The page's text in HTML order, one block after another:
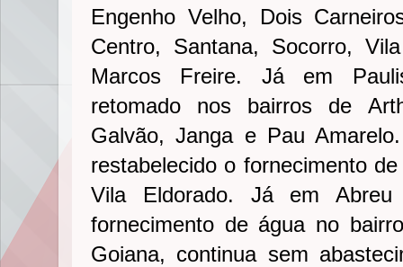
Engenho Velho, Dois
Centro, Santana, Socorro,
Marcos Freire. Já em
retomado nos bairros de
Galvão, Janga e Pau
restabelecido o fornecimento
Vila Eldorado. Já em
fornecimento de água no
Goiana, continua sem